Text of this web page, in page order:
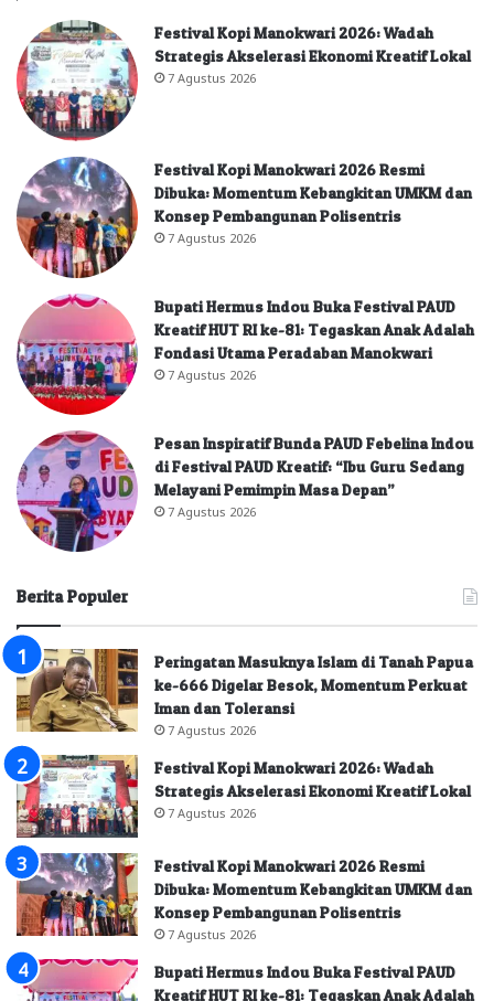
Festival Kopi Manokwari 2026: Wadah
Strategis Akselerasi Ekonomi Kreatif Lokal
7 Agustus 2026
Festival Kopi Manokwari 2026 Resmi
Dibuka: Momentum Kebangkitan UMKM dan
Konsep Pembangunan Polisentris
7 Agustus 2026
Bupati Hermus Indou Buka Festival PAUD
Kreatif HUT RI ke-81: Tegaskan Anak Adalah
Fondasi Utama Peradaban Manokwari
7 Agustus 2026
Pesan Inspiratif Bunda PAUD Febelina Indou
di Festival PAUD Kreatif: “Ibu Guru Sedang
Melayani Pemimpin Masa Depan”
7 Agustus 2026
Berita Populer
Peringatan Masuknya Islam di Tanah Papua
ke-666 Digelar Besok, Momentum Perkuat
Iman dan Toleransi
7 Agustus 2026
Festival Kopi Manokwari 2026: Wadah
Strategis Akselerasi Ekonomi Kreatif Lokal
7 Agustus 2026
Festival Kopi Manokwari 2026 Resmi
Dibuka: Momentum Kebangkitan UMKM dan
Konsep Pembangunan Polisentris
7 Agustus 2026
Bupati Hermus Indou Buka Festival PAUD
Kreatif HUT RI ke-81: Tegaskan Anak Adalah